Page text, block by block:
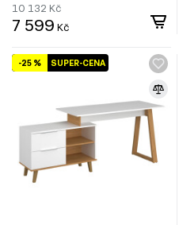
10 132 Kč
7 599 Kč
SUPER-CENA
-25 %